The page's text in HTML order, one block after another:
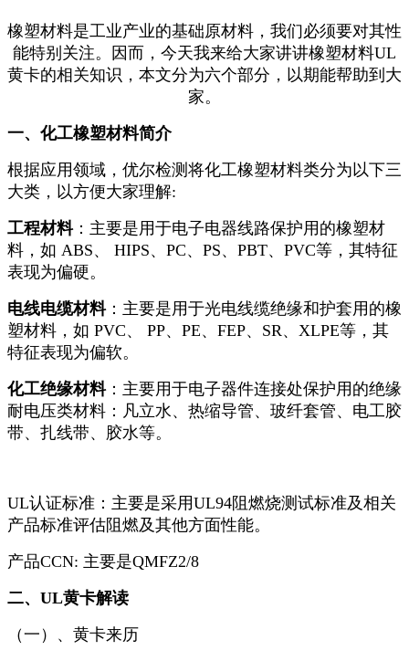
橡塑材料是工业产业的基础原材料，我们必须要对其性
能特别关注。因而，今天我来给大家讲讲橡塑材料UL
黄卡的相关知识，本文分为六个部分，以期能帮助到大
家。
一、化工橡塑材料简介
根据应用领域，优尔检测将化工橡塑材料类分为以下三
大类，以方便大家理解:
工程材料：主要是用于电子电器线路保护用的橡塑材
料，如 ABS、 HIPS、PC、PS、PBT、PVC等，其特征
表现为偏硬。
电线电缆材料：主要是用于光电线缆绝缘和护套用的橡
塑材料，如 PVC、 PP、PE、FEP、SR、XLPE等，其
特征表现为偏软。
化工绝缘材料：主要用于电子器件连接处保护用的绝缘
耐电压类材料：凡立水、热缩导管、玻纤套管、电工胶
带、扎线带、胶水等。
UL认证标准：主要是采用UL94阻燃烧测试标准及相关
产品标准评估阻燃及其他方面性能。
产品CCN: 主要是QMFZ2/8
二、 UL黄卡解读
（一）、黄卡来历